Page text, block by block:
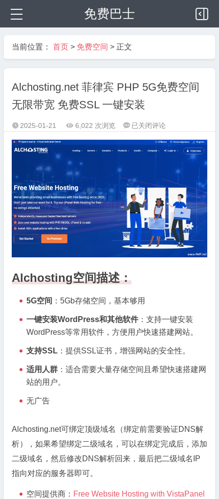
免费巴士
当前位置： 首页 > 免费空间 > 正文
Alchosting.net 菲律宾 PHP 5G免费空间
无限带宽 免费SSL 一键安装
 2025-01-21  6,022 次浏览  Alchosting.net
律
5G
免
费
空
间
无
费
一
键
安
已关闭评论
Alchosting空间描述：
5G空间 ：5Gb存储空间，基本够用
一键安装WordPress和其他软件：支持一键安装
WordPress等常用软件，方便用户快速搭建网站。
支持SSL ：提供SSL证书，增强网站的安全性。
适用人群 ：适合需要大量存储空间且希望快速搭建网
站的用户。
无广告
Alchosting.net可绑定顶级域名（绑定前需要验证DNS解
析），如果希望绑定二级域名，可以在绑定完成后，添加
二级域名，然后修改DNS解析回来，最后把二级域名IP
指向对应的服务器即可。
空间提供商： Free Website Hosting with VistaPanel